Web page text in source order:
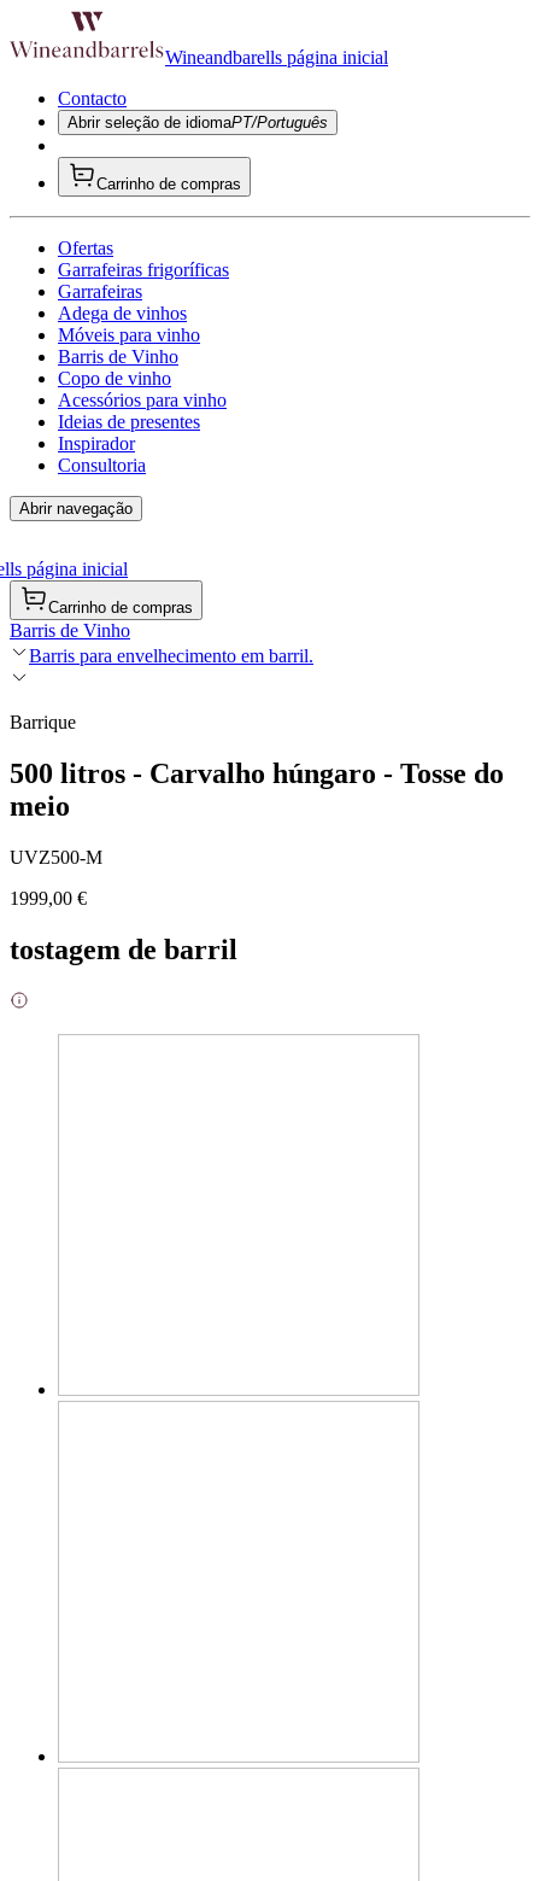
Wineandbarells página inicial
Contacto
Abrir seleção de idiomaPT/Português
Carrinho de compras
Ofertas
Garrafeiras frigoríficas
Garrafeiras
Adega de vinhos
Móveis para vinho
Barris de Vinho
Copo de vinho
Acessórios para vinho
Ideias de presentes
Inspirador
Consultoria
Abrir navegação
página inicial
Carrinho de compras
Barris de Vinho
Barris para envelhecimento em barril.
Barrique
500 litros - Carvalho húngaro - Tosse do
meio
UVZ500-M
1999,00 €
tostagem de barril